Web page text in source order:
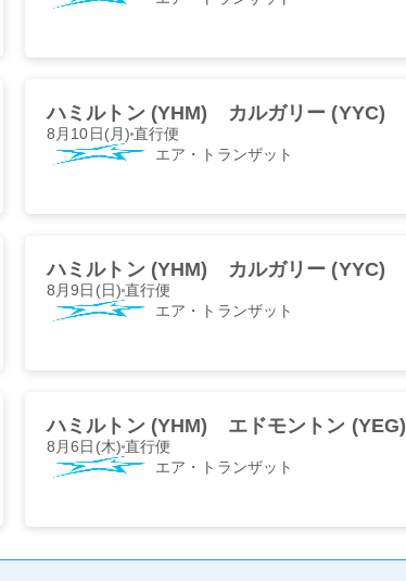
ハミルトン (YHM) カルガリー (YYC)
8月10日(月)直行便
エア・トランザット
ハミルトン (YHM) カルガリー (YYC)
8月9日(日) 直行便
エア・トランザット
ハミルトン (YHM) エドモントン (YEG)
8月6日(木) 直行便
エア・トランザット